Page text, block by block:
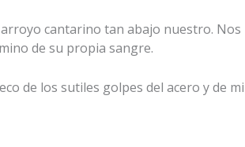
cantarino tan abajo nuestro.
de su propia sangre.
de los sutiles golpes del acero y de